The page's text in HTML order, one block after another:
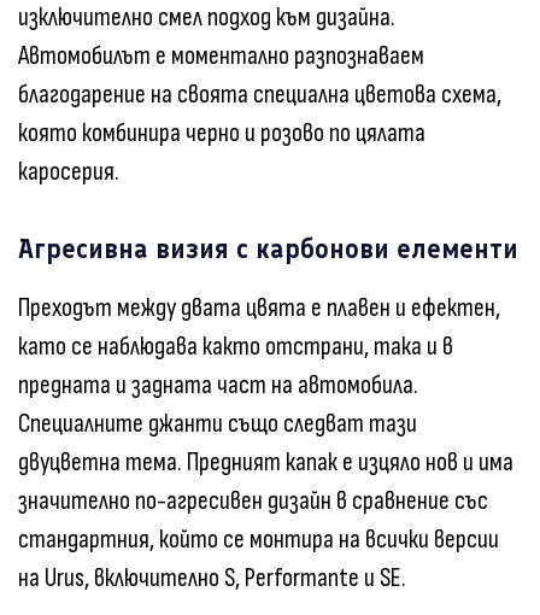
изключително смел подход към дизайна.
Автомобилът е моментално разпознаваем
благодарение на своята специална цветова схема,
която комбинира черно и розово по цялата
каросерия.
Агресивна визия с карбонови елементи
Преходът между двата цвята е плавен и ефектен,
като се наблюдава както отстрани, така и в
предната и задната част на автомобила.
Специалните джанти също следват тази
двуцветна тема. Предният капак е изцяло нов и има
значително по-агресивен дизайн в сравнение със
стандартния, който се монтира на всички версии
на Urus, включително S, Performante и SE.